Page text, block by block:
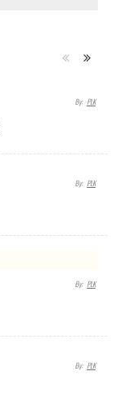
By: PLK
By: PLK
By: PLK
By: PLK